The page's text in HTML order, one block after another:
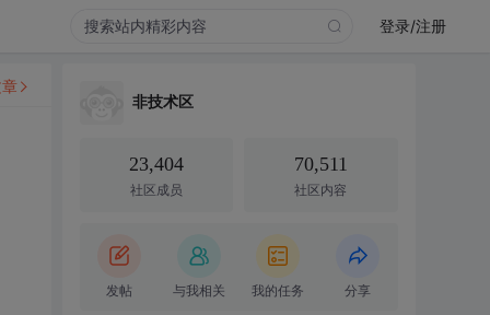
登录/注册
非技术区
23,404
社区成员
70,511
社区内容
发帖 与我相关 我的任务 分享